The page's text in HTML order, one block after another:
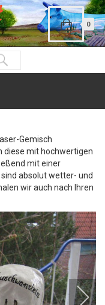
0
Gemisch
diese mit hochwertigen
mit einer
absolut wetter- und
wir auch nach Ihren